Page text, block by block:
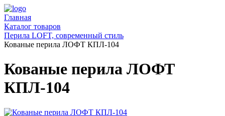
Главная
Каталог товаров
Перила LOFT, современный стиль
Кованые перила ЛОФТ КПЛ-104
Кованые перила ЛОФТ
КПЛ-104